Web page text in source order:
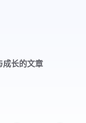
饮子（《济
）
成长的文章